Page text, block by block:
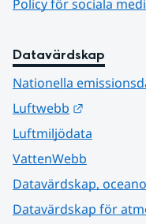
Policy för sociala
Datavärdskap
Nationella
Luftwebb
Luftmiljödata
VattenWebb
Datavärdskap,
Datavärdskap för